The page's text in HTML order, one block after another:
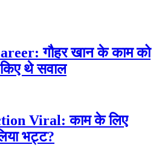
गौहर खान के काम को
थे सवाल
Viral: काम के लिए
भट्ट?